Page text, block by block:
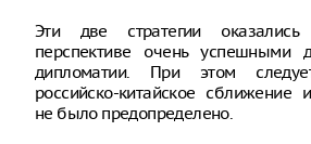
Эти две стратегии
перспективе очень успешными
дипломатии. При этом
российско-китайское сближение
не было предопределено.